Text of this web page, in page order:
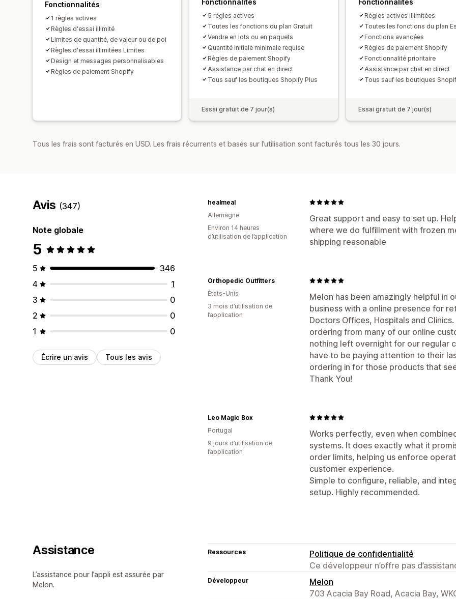
Fonctionnalités
1 règles actives
Règles d'essai illimité
Limites de quantité, de valeur ou de poi
Règles d'essai illimitées Limites
Design et messages personnalisables
Règles de paiement Shopify
5 règles actives
Toutes les fonctions du plan Gratuit
Vendre en lots ou en paquets
Quantité initiale minimale requise
Règles de paiement Shopify
Assistance par chat en direct
Tous sauf les boutiques Shopify Plus
Essai gratuit de 7 jour(s)
Règles actives illimitées
Toutes les fonctions du plan
Fonctions avancées
Règles de paiement Shopify
Fonctionnalité prioritaire
Assistance par chat en direct
Tous sauf les boutiques
Essai gratuit de 7 jour(s)
Tous les frais sont facturés en USD. Les frais récurrents et basés sur l’utilisation sont facturés tous les 30 jours.
Avis (347)
Note globale
5
5
346
4
1
3
0
2
0
1
0
Écrire un avis Tous les avis
Great support and easy to set up.
where we do fulfillment with frozen
shipping reasonable
healmeal
Allemagne
Environ 14 heures
d’utilisation de l’application
Melon has been amazingly helpful in
business with a online presence for
Doctors Offices, Hospitals and
ordering from many of our online
nothing left overnight for our regular
have to be paying attention to their
ordering in for those products that
Thank You!
Orthopedic Outfitters
États-Unis
3 mois d’utilisation de
l’application
Works perfectly, even when
systems. It does exactly what it
order limits, helping us enforce
customer experience.
Simple to configure, reliable, and
setup. Highly recommended.
Leo Magic Box
Portugal
9 jours d’utilisation de
l’application
Assistance
L’assistance pour l’appli est assurée par
Melon.
Ressources
Politique de confidentialité
Ce développeur n’offre pas
Développeur
Melon
703 Acacia Bay Road, Acacia Bay,